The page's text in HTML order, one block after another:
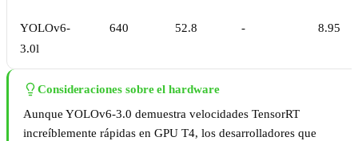
YOLOv6-
3.0l
640 52.8 - 8.95
Consideraciones sobre el hardware
Aunque YOLOv6-3.0 demuestra velocidades TensorRT
increíblemente rápidas en GPU T4, los desarrolladores que